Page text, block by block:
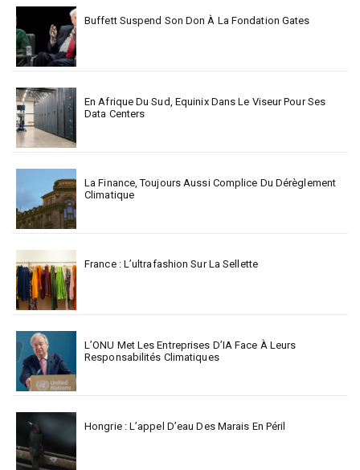
Buffett Suspend Son Don À La Fondation Gates
En Afrique Du Sud, Equinix Dans Le Viseur Pour Ses
Data Centers
La Finance, Toujours Aussi Complice Du Dérèglement
Climatique
France : L’ultrafashion Sur La Sellette
L’ONU Met Les Entreprises D’IA Face À Leurs
Responsabilités Climatiques
Hongrie : L’appel D’eau Des Marais En Péril